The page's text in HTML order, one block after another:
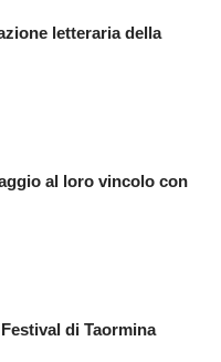
letteraria della
al loro vincolo con
di Taormina